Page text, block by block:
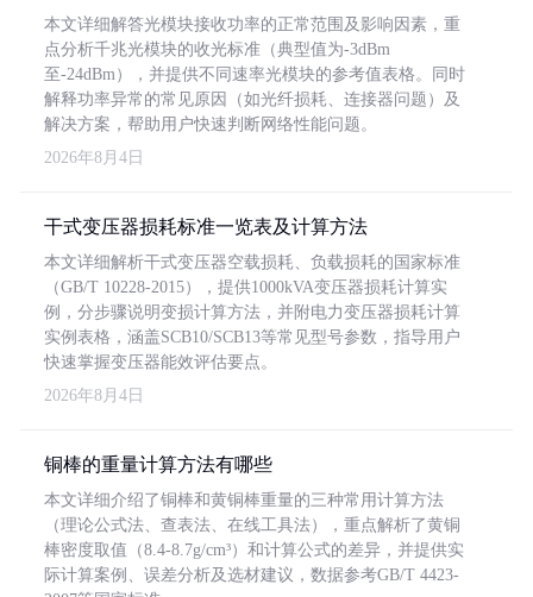
本文详细解答光模块接收功率的正常范围及影响因素，重
点分析千兆光模块的收光标准（典型值为-3dBm
至-24dBm），并提供不同速率光模块的参考值表格。同时
解释功率异常的常见原因（如光纤损耗、连接器问题）及
解决方案，帮助用户快速判断网络性能问题。
2026年8月4日
干式变压器损耗标准一览表及计算方法
本文详细解析干式变压器空载损耗、负载损耗的国家标准
（GB/T 10228-2015），提供1000kVA变压器损耗计算实
例，分步骤说明变损计算方法，并附电力变压器损耗计算
实例表格，涵盖SCB10/SCB13等常见型号参数，指导用户
快速掌握变压器能效评估要点。
2026年8月4日
铜棒的重量计算方法有哪些
本文详细介绍了铜棒和黄铜棒重量的三种常用计算方法
（理论公式法、查表法、在线工具法），重点解析了黄铜
棒密度取值（8.4-8.7g/cm³）和计算公式的差异，并提供实
际计算案例、误差分析及选材建议，数据参考GB/T 4423-